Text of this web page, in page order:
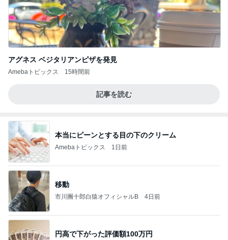
アグネス ベジタリアンピザを発見
Amebaトピックス 15時間前
記事を読む
本当にピーンとする目の下のクリーム
Amebaトピックス 1日前
移動
市川團十郎白猿オフィシャルB 4日前
円高で下がった評価額100万円